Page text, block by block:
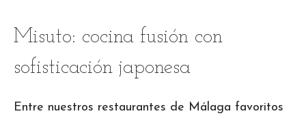
Misuto: cocina fusión con
sofisticación japonesa
Entre nuestros restaurantes de Málaga favoritos